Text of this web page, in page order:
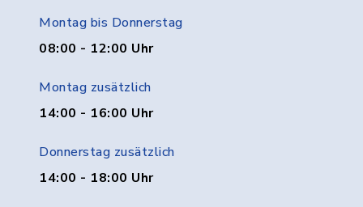
Montag bis Donnerstag
08:00 - 12:00 Uhr
Montag zusätzlich
14:00 - 16:00 Uhr
Donnerstag zusätzlich
14:00 - 18:00 Uhr